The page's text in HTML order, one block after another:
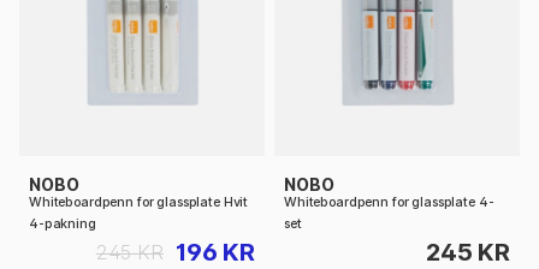
NOBO
Whiteboardpenn for glassplate Hvit
4-pakning
196 KR
245 KR
NOBO
Whiteboardpenn for glassplate 4-
set
245 KR